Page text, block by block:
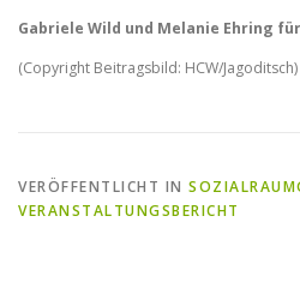
Gabriele Wild und Melanie Ehring für
(Copyright Beitragsbild: HCW/Jagoditsch)
VERÖFFENTLICHT IN
VERANSTALTUNGSBERICHT